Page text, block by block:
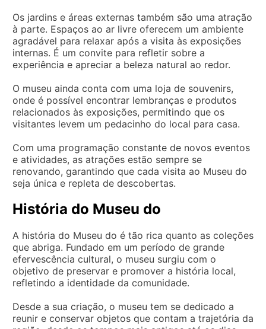
Os jardins e áreas externas também são uma atração
à parte. Espaços ao ar livre oferecem um ambiente
agradável para relaxar após a visita às exposições
internas. É um convite para refletir sobre a
experiência e apreciar a beleza natural ao redor.
O museu ainda conta com uma loja de souvenirs,
onde é possível encontrar lembranças e produtos
relacionados às exposições, permitindo que os
visitantes levem um pedacinho do local para casa.
Com uma programação constante de novos eventos
e atividades, as atrações estão sempre se
renovando, garantindo que cada visita ao Museu do
seja única e repleta de descobertas.
História do Museu do
A história do Museu do é tão rica quanto as coleções
que abriga. Fundado em um período de grande
efervescência cultural, o museu surgiu com o
objetivo de preservar e promover a história local,
refletindo a identidade da comunidade.
Desde a sua criação, o museu tem se dedicado a
reunir e conservar objetos que contam a trajetória da